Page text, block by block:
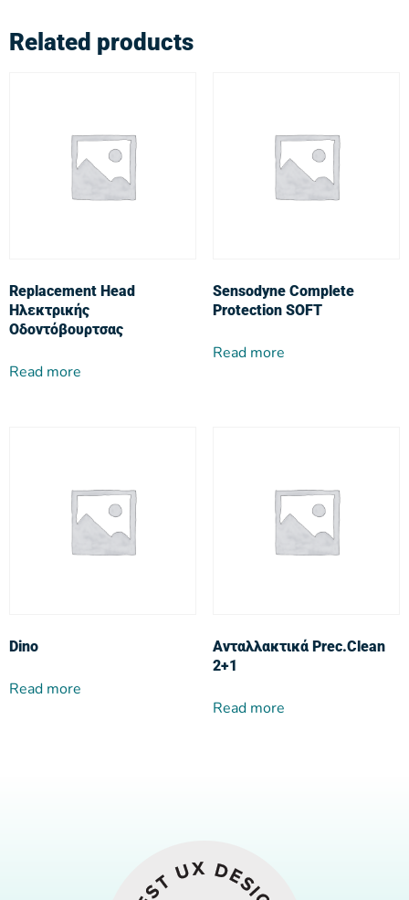
Related products
Replacement Head
Ηλεκτρικής
Οδοντόβουρτσας
Read more
Sensodyne Complete
Protection SOFT
Read more
Dino
Read more
Ανταλλακτικά Prec.Clean
2+1
Read more